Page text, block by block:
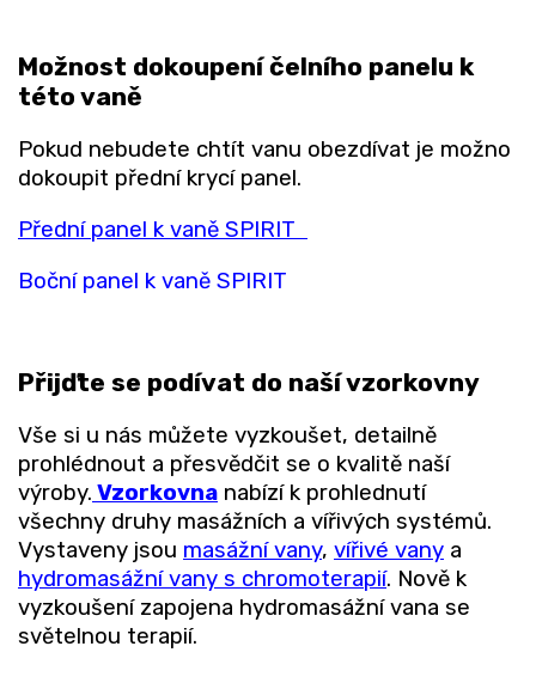
Možnost dokoupení čelního panelu k
této vaně
Pokud nebudete chtít vanu obezdívat je možno
dokoupit přední krycí panel.
Přední panel k vaně SPIRIT
Boční panel k vaně SPIRIT
Přijďte se podívat do naší vzorkovny
Vše si u nás můžete vyzkoušet, detailně
prohlédnout a přesvědčit se o kvalitě naší
výroby. Vzorkovna nabízí k prohlednutí
všechny druhy masážních a vířivých systémů.
Vystaveny jsou masážní vany, vířivé vany a
hydromasážní vany s chromoterapií. Nově k
vyzkoušení zapojena hydromasážní vana se
světelnou terapií.